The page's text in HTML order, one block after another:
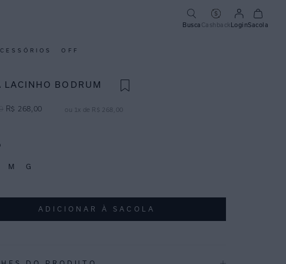
Busca CashbackLoginSacola
OFF
LACINHO BODRUM
R$ 268 00 ou 1 x de R$ 268 00
M G
ADICIONAR À SACOLA